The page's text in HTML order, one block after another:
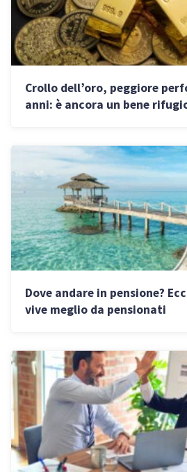
Crollo dell’oro, peggiore
anni: è ancora un bene
Dove andare in pensione?
vive meglio da pensionati